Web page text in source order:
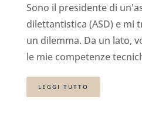
Sono il presidente di
dilettantistica (ASD) e mi
un dilemma. Da un lato,
le mie competenze
LEGGI TUTTO